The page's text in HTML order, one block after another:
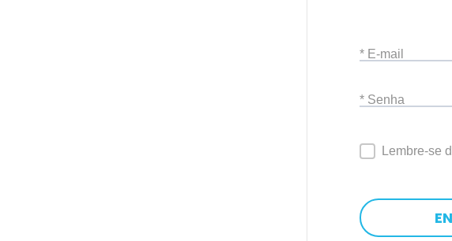
* E-mail
* Senha
Lembre-se